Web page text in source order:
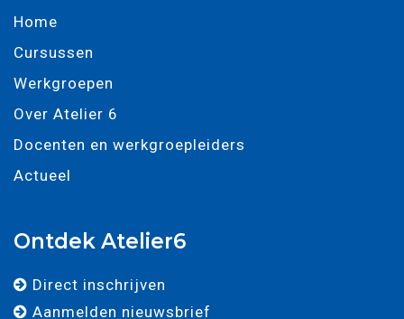
Home
Cursussen
Werkgroepen
Over Atelier 6
Docenten en werkgroepleiders
Actueel
Ontdek Atelier6
Direct inschrijven
Aanmelden nieuwsbrief